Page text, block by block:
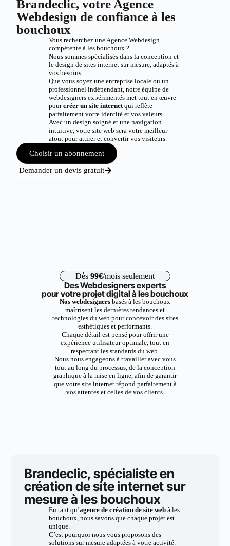
Brandeclic, votre Agence
Webdesign de confiance à les
bouchoux
Vous recherchez une Agence Webdesign
compétente à les bouchoux ?
Nous sommes spécialisés dans la conception et
le design de sites internet sur mesure, adaptés à
vos besoins.
Que vous soyez une entreprise locale ou un
professionnel indépendant, notre équipe de
webdesigners expérimentés met tout en œuvre
pourcréer un site internetqui reflète
parfaitement votre identité et vos valeurs.
Avec un design soigné et une navigation
intuitive, votre site web sera votre meilleur
atout pour attirer et convertir vos visiteurs.
Choisir un abonnement
Demander un devis gratuit
Dès 99€/mois seulement
Des Webdesigners experts
pour votre projet digital à les bouchoux
Nos webdesigners basés à les bouchoux
maîtrisent les dernières tendances et
technologies du web pour concevoir des sites
esthétiques et performants.
Chaque détail est pensé pour offrir une
expérience utilisateur optimale, tout en
respectant les standards du web.
Nous nous engageons à travailler avec vous
tout au long du processus, de la conception
graphique à la mise en ligne, afin de garantir
que votre site internet répond parfaitement à
vos attentes et celles de vos clients.
Brandeclic, spécialiste en
création de site internet sur
mesure à les bouchoux
En tant qu’agence de création de site webà les
bouchoux, nous savons que chaque projet est
unique.
C’est pourquoi nous vous proposons des
solutions sur mesure adaptées à votre activité.